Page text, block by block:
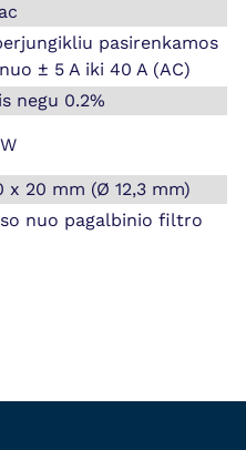
pasirenkamos
± 5 A iki 40 A (AC)
negu 0.2%
x 20 mm (Ø 12,3 mm)
nuo pagalbinio filtro